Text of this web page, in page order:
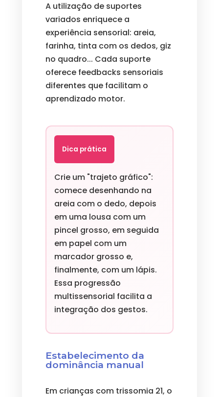
A utilização de suportes
variados enriquece a
experiência sensorial: areia,
farinha, tinta com os dedos, giz
no quadro... Cada suporte
oferece feedbacks sensoriais
diferentes que facilitam o
aprendizado motor.
Dica prática
Crie um "trajeto gráfico":
comece desenhando na
areia com o dedo, depois
em uma lousa com um
pincel grosso, em seguida
em papel com um
marcador grosso e,
finalmente, com um lápis.
Essa progressão
multissensorial facilita a
integração dos gestos.
Estabelecimento da
dominância manual
Em crianças com trissomia 21, o